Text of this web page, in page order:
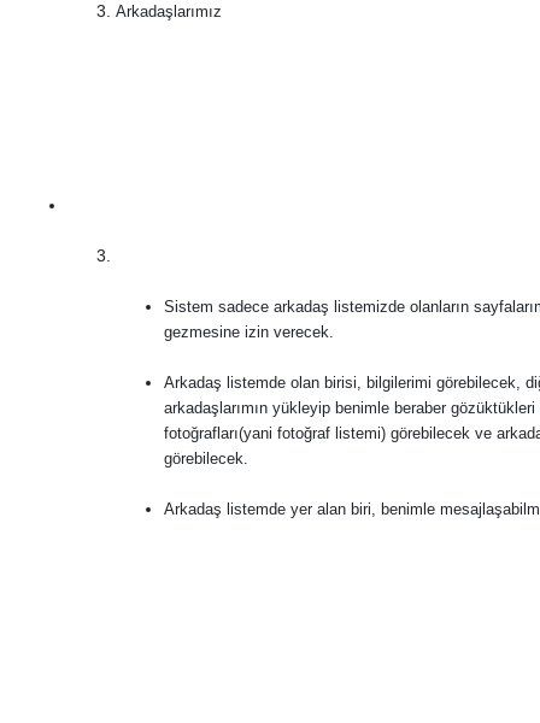
Arkadaşlarımız
Sistem sadece arkadaş listemizde olanların
gezmesine izin verecek.
Arkadaş listemde olan birisi, bilgilerimi görebilecek,
arkadaşlarımın yükleyip benimle beraber gözüktükleri
fotoğrafları(yani fotoğraf listemi) görebilecek ve
görebilecek.
Arkadaş listemde yer alan biri, benimle